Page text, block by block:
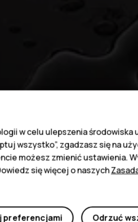
w celu ulepszenia środowiska
wszystko”, zgadzasz się na
możesz zmienić ustawienia.
się więcej o naszych
Odrzuć
preferencjami